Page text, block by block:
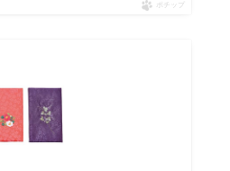
ポチップ